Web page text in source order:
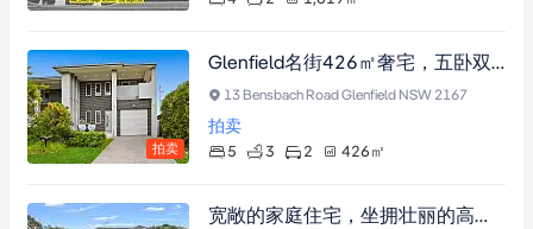
拍卖
Glenfield名街426㎡奢宅，五卧双客厅，近车站商圈，低维护梦想家园
13 Bensbach Road Glenfield NSW 2167
拍卖
5 3 2 426 ㎡
宽敞的家庭住宅，坐拥壮丽的高尔夫球场景观！